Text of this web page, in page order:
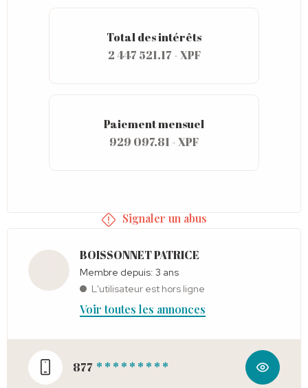
Paiement mensuel
929 097.81 - XPF
Total des intérêts
2 447 521.17 - XPF
Signaler un abus
BOISSONNET PATRICE
Membre depuis: 3 ans
L'utilisateur est hors ligne
Voir toutes les annonces
877 * * * * * * * * *